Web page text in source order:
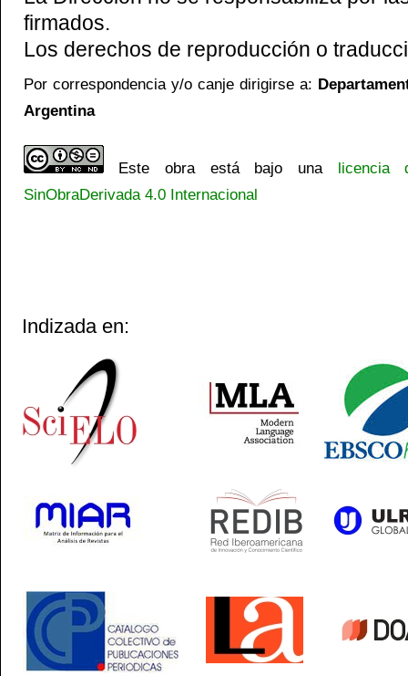
firmados.
Los derechos de reproducción o
Por correspondencia y/o canje dirigirse a:
Argentina
Este obra está bajo una licencia
SinObraDerivada 4.0 Internacional
Indizada en: